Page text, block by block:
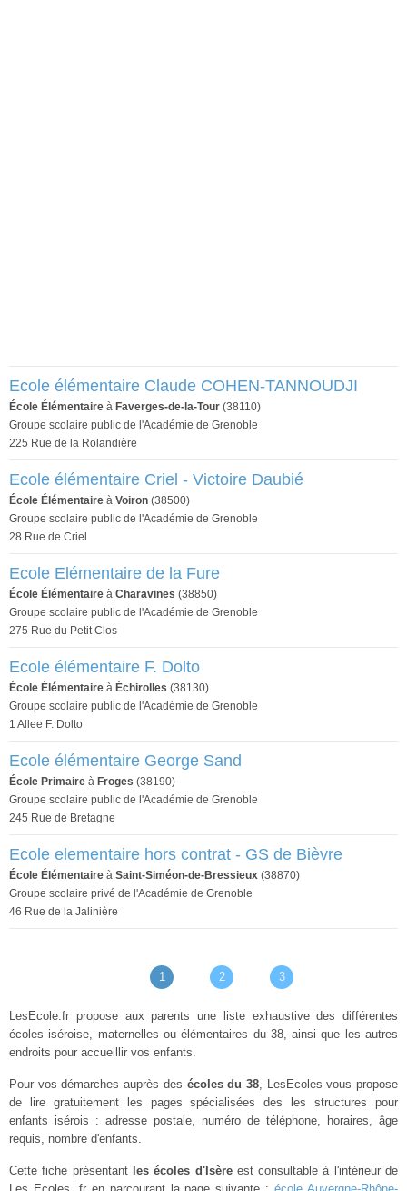
Ecole élémentaire Claude COHEN-TANNOUDJI
École Élémentaire à Faverges-de-la-Tour (38110)
Groupe scolaire public de l'Académie de Grenoble
225 Rue de la Rolandière
Ecole élémentaire Criel - Victoire Daubié
École Élémentaire à Voiron (38500)
Groupe scolaire public de l'Académie de Grenoble
28 Rue de Criel
Ecole Elémentaire de la Fure
École Élémentaire à Charavines (38850)
Groupe scolaire public de l'Académie de Grenoble
275 Rue du Petit Clos
Ecole élémentaire F. Dolto
École Élémentaire à Échirolles (38130)
Groupe scolaire public de l'Académie de Grenoble
1 Allee F. Dolto
Ecole élémentaire George Sand
École Primaire à Froges (38190)
Groupe scolaire public de l'Académie de Grenoble
245 Rue de Bretagne
Ecole elementaire hors contrat - GS de Bièvre
École Élémentaire à Saint-Siméon-de-Bressieux (38870)
Groupe scolaire privé de l'Académie de Grenoble
46 Rue de la Jalinière
1 2 3
LesEcole.fr propose aux parents une liste exhaustive des différentes
écoles iséroise, maternelles ou élémentaires du 38, ainsi que les autres
endroits pour accueillir vos enfants.
Pour vos démarches auprès des écoles du 38, LesEcoles vous propose
de lire gratuitement les pages spécialisées des les structures pour
enfants isérois : adresse postale, numéro de téléphone, horaires, âge
requis, nombre d'enfants.
Cette fiche présentant les écoles d'Isèreest consultable à l'intérieur de